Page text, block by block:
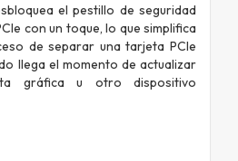
el pestillo de seguridad
con un toque, lo que simplifica
de separar una tarjeta PCIe
llega el momento de actualizar
gráfica u otro dispositivo